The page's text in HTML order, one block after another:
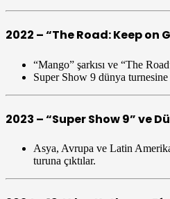
2022 – “The Road: Keep on
“Mango” şarkısı ve “The
Super Show 9 dünya turnesine
2023 – “Super Show 9” ve
Asya, Avrupa ve Latin
turuna çıktılar.